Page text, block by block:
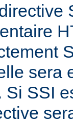
sera
Si SSI